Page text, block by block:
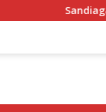
Proses Hukum